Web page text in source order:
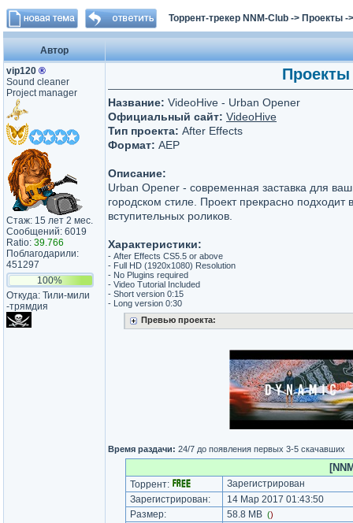
Торрент-трекер NNM-Club -> Проекты -
Автор
vip120 ®
Sound cleaner
Project manager
Стаж: 15 лет 2 мес.
Сообщений: 6019
Ratio: 39.766
Поблагодарили:
451297
100%
Откуда: Тили-мили​
-трямдия​
Проекты
Название: VideoHive - Urban Opener
Официальный сайт: VideoHive
Тип проекта: After Effects
Формат: AEP
Описание:
Urban Opener - современная заставка для
городском стиле. Проект прекрасно подходит
вступительных роликов.
Характеристики:
- After Effects CS5.5 or above
- Full HD (1920x1080) Resolution
- No Plugins required
- Video Tutorial Included
- Short version 0:15
- Long version 0:30
Превью проекта:
Время раздачи: 24/7 до появления первых 3-5 скачавших
Торрент:
Зарегистрирован
Зарегистрирован:
14 Мар 2017 01:43:50
Размер:
58.8 MB ()